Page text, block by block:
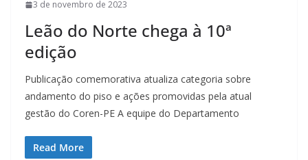
3 de novembro de 2023
Leão do Norte chega à 10ª
edição
Publicação comemorativa atualiza categoria sobre
andamento do piso e ações promovidas pela atual
gestão do Coren-PE A equipe do Departamento
Read More